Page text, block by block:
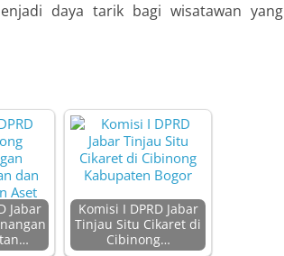
daya tarik bagi wisatawan yang
Jabar
Komisi I DPRD Jabar
Tinjau Situ Cikaret di
Cibinong…